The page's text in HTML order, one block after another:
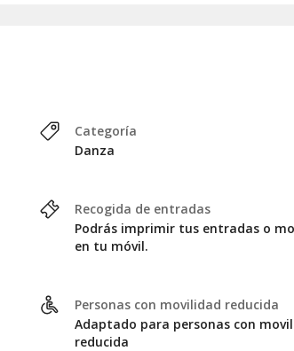
envolver por la magia del
hará que quieras desplegar
Categoría
Danza
Recogida de entradas
Podrás imprimir tus entradas o
en tu móvil.
Personas con movilidad reducida
Adaptado para personas con
reducida